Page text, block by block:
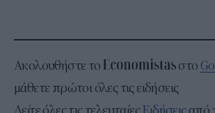
Ακολουθήστε το στο
μάθετε πρώτοι όλες τις ειδήσεις
Δείτε όλες τις τελευταίεςΕιδήσειςαπό